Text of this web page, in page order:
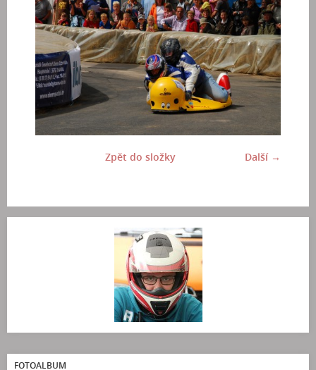
Další →
Zpět do složky
FOTOALBUM